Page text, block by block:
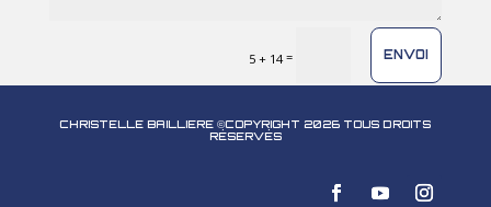
5 + 14= ENVOI
CHRISTELLE BAILLIERE ©COPYRIGHT 2026 TOUS DROITS
RÉSERVÉS